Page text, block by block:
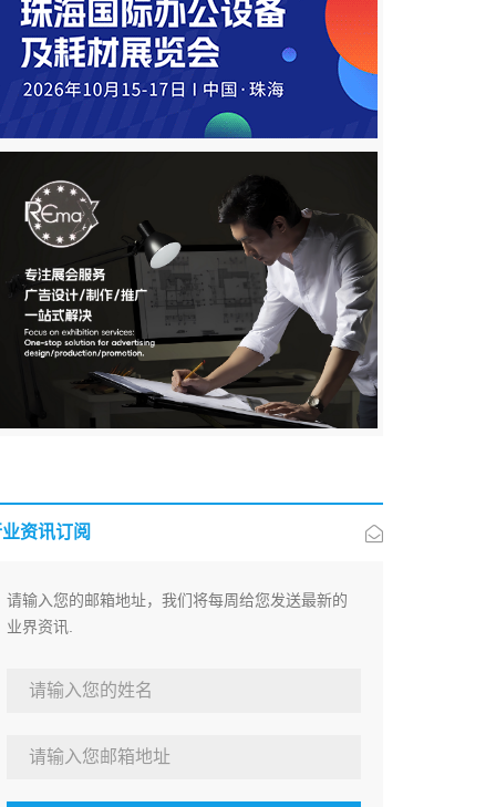
资讯订阅
请输入您的邮箱地址，我们将每周给您发送最新的
业界资讯.